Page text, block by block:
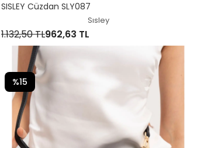
SISLEY Cüzdan SLY087
Sısley
1.132,50 TL962,63 TL
%15